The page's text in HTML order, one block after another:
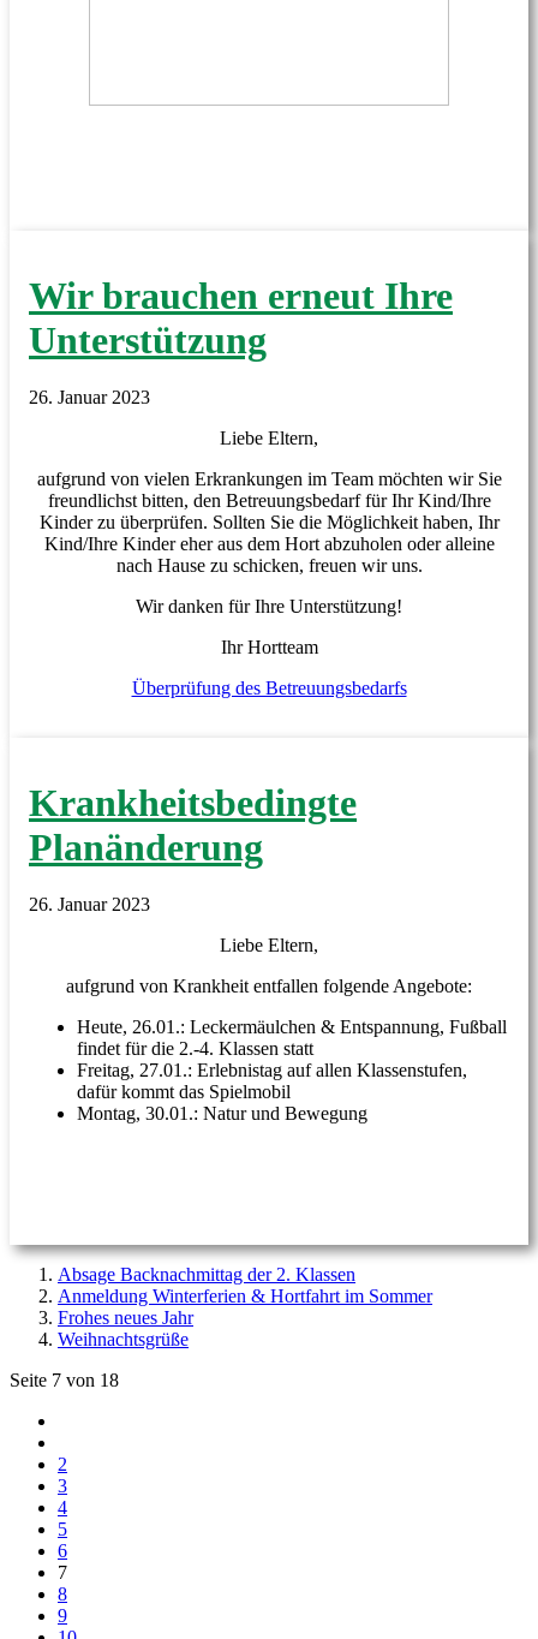
Wir brauchen erneut Ihre
Unterstützung
26. Januar 2023
Liebe Eltern,
aufgrund von vielen Erkrankungen im Team möchten wir Sie
freundlichst bitten, den Betreuungsbedarf für Ihr Kind/Ihre
Kinder zu überprüfen. Sollten Sie die Möglichkeit haben, Ihr
Kind/Ihre Kinder eher aus dem Hort abzuholen oder alleine
nach Hause zu schicken, freuen wir uns.
Wir danken für Ihre Unterstützung!
Ihr Hortteam
Überprüfung des Betreuungsbedarfs
Krankheitsbedingte
Planänderung
26. Januar 2023
Liebe Eltern,
aufgrund von Krankheit entfallen folgende Angebote:
Heute, 26.01.: Leckermäulchen & Entspannung, Fußball
findet für die 2.-4. Klassen statt
Freitag, 27.01.: Erlebnistag auf allen Klassenstufen,
dafür kommt das Spielmobil
Montag, 30.01.: Natur und Bewegung
Absage Backnachmittag der 2. Klassen
Anmeldung Winterferien & Hortfahrt im Sommer
Frohes neues Jahr
Weihnachtsgrüße
Seite 7 von 18
2
3
4
5
6
7
8
9